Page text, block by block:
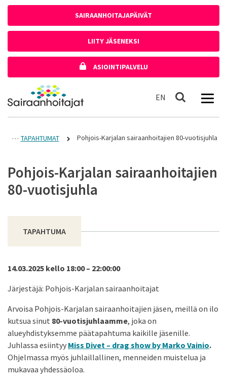
SAIRAANHOITAJAPÄIVÄT
LIITY JÄSENEKSI
ASIOINTIPALVELU
Etusivulle
EN In English
Haku
TAPAHTUMAT Pohjois-Karjalan sairaanhoitajien 80-vuotisjuhla
Pohjois-Karjalan sairaanhoitajien
80-vuotisjuhla
TAPAHTUMA
14.03.2025 kello 18:00 – 22:00:00
Järjestäjä: Pohjois-Karjalan sairaanhoitajat
Arvoisa Pohjois-Karjalan sairaanhoitajien jäsen, meillä on ilo
kutsua sinut 80-vuotisjuhlaamme, joka on
alueyhdistyksemme päätapahtuma kaikille jäsenille.
Juhlassa esiintyy Miss Divet – drag show by Marko Vainio.
Ohjelmassa myös juhlaillallinen, menneiden muistelua ja
mukavaa yhdessäoloa.